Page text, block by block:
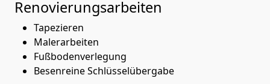
Renovierungsarbeiten
Tapezieren
Malerarbeiten
Fußbodenverlegung
Besenreine Schlüsselübergabe